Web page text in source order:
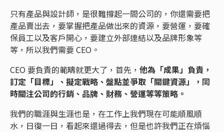
只有產品與設計師，是很難撐起一間公司的，你還需要把
產品賣出去，要掌握把產品做出來的資源，要營運，要確
保員工以及客戶開心，要建立外部連結以及品牌形象等
等，所以我們需要 CEO。
CEO 要負責的範疇就更大了，首先， 他為「成果」負責，
訂定「目標」、擬定戰略、盤點並爭取「關鍵資源」，同
時關注公司的行銷、品牌、財務、營運等等策略。
我們的職涯與生涯也是，在工作上我們現在可能順風順
水，日復一日，看起來還過得去，但是也許我們正在煩惱